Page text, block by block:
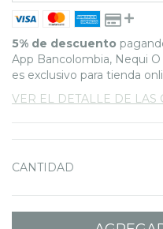
5% de descuento
App Bancolombia, Nequi
es exclusivo para tienda
VER EL DETALLE DE LAS
CANTIDAD